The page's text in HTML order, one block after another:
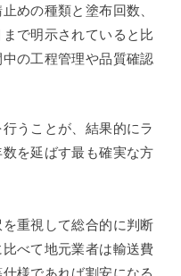
めの種類と塗布回数、
で明示されていると比
の工程管理や品質確認
うことが、結果的にラ
を延ばす最も確実な方
重視して総合的に判断
べて地元業者は輸送費
様であれば割安になる